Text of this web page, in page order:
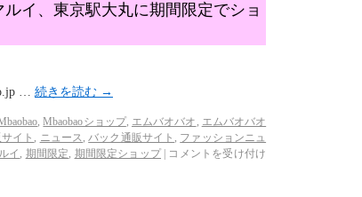
イ、東京駅大丸に期間限定でショ
… 続きを読む →
,Mbaobaoショップ, エムバオバオ , エムバオバオ
イト , ニュース,バック通販サイト , ファッションニュ
イ , 期間限定, 期間限定ショップ
コメントを受け付け